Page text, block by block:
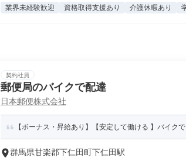
業界未経験歓迎 資格取得支援あり 介護休暇あり
契約社員
郵便局のバイクで配達
日本郵便株式会社
【ボーナス・昇給あり】【安定して働ける 】バイク
群馬県甘楽郡下仁田町下仁田駅